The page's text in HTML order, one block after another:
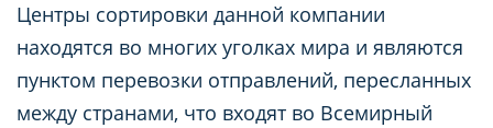
Центры сортировки данной компании
находятся во многих уголках мира и являются
пунктом перевозки отправлений, пересланных
между странами, что входят во Всемирный